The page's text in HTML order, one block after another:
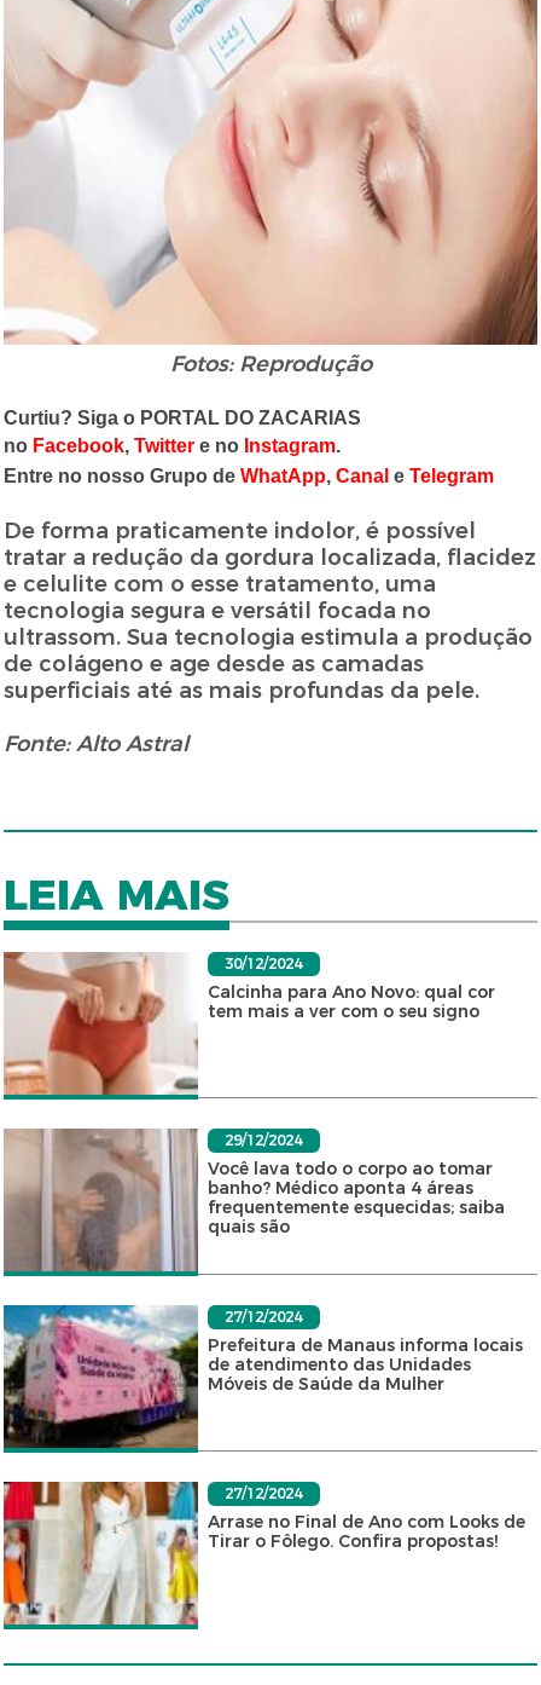
Fotos: Reprodução
Curtiu? Siga o PORTAL DO ZACARIAS
no Facebook,Twitter e no Instagram.
Entre no nosso Grupo deWhatApp,Canal eTelegram
De forma praticamente indolor, é possível
tratar a redução da gordura localizada, flacidez
e celulite com o esse tratamento, uma
tecnologia segura e versátil focada no
ultrassom. Sua tecnologia estimula a produção
de colágeno e age desde as camadas
superficiais até as mais profundas da pele.
Fonte: Alto Astral
LEIA MAIS
30/12/2024
Calcinha para Ano Novo: qual cor
tem mais a ver com o seu signo
29/12/2024
Você lava todo o corpo ao tomar
banho? Médico aponta 4 áreas
frequentemente esquecidas; saiba
quais são
27/12/2024
Prefeitura de Manaus informa locais
de atendimento das Unidades
Móveis de Saúde da Mulher
27/12/2024
Arrase no Final de Ano com Looks de
Tirar o Fôlego. Confira propostas!